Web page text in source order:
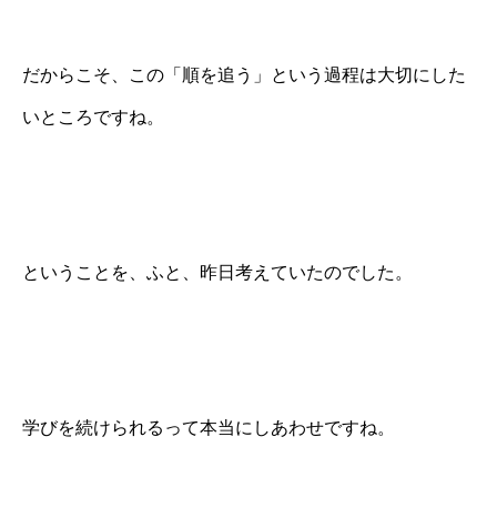
だからこそ、この「順を追う」という過程は大切にした
いところですね。
ということを、ふと、昨日考えていたのでした。
学びを続けられるって本当にしあわせですね。